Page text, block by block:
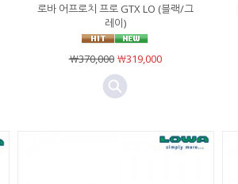
로바 어프로치 프로 GTX LO (블랙/그
레이)
￦370,000￦319,000